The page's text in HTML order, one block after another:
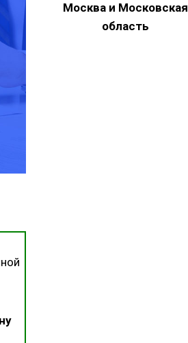
Москва и Московская
область